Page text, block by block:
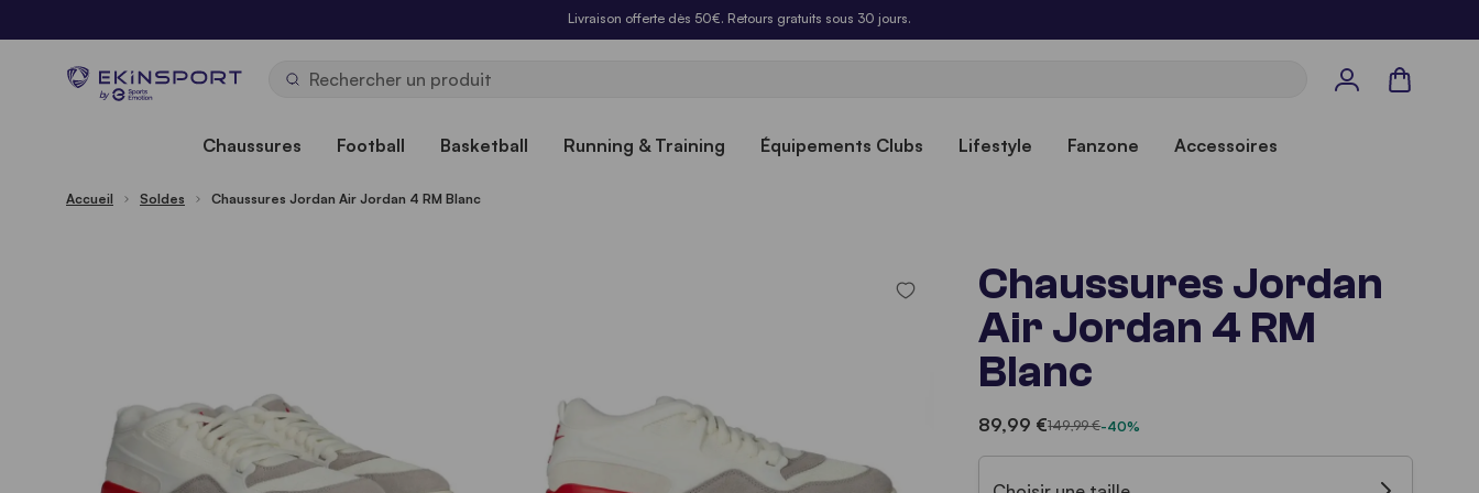
Livraison offerte dès 50€. Retours gratuits sous 30 jours.
by
Panier
Chaussures Football Basketball Running & Training Équipements Clubs Lifestyle Fanzone Accessoires
Accueil Soldes Chaussures Jordan Air Jordan 4 RM Blanc
Chaussures Jordan
Air Jordan 4 RM
Blanc
89,99 €149,99 €-40%